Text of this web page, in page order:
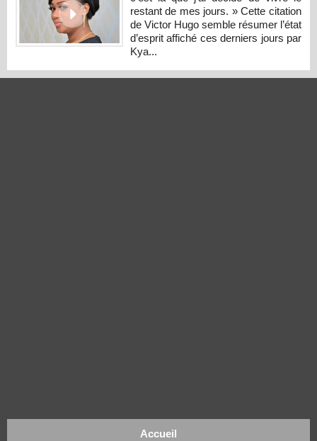
restant de mes jours. » Cette citation
de Victor Hugo semble résumer l’état
d’esprit affiché ces derniers jours par
Kya...
Accueil